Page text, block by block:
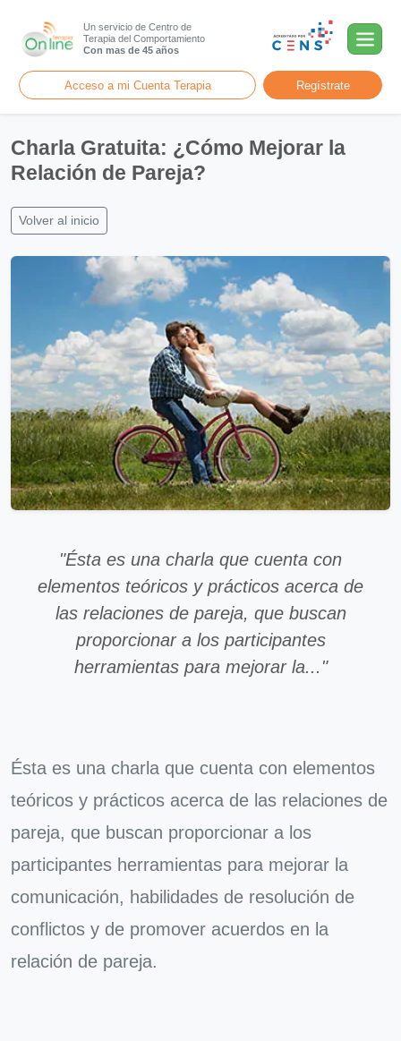
Un servicio de Centro de
Terapia del Comportamiento
Con mas de 45 años
Acceso a mi Cuenta Terapia Regístrate
Charla Gratuita: ¿Cómo Mejorar la
Relación de Pareja?
Volver al inicio
"Ésta es una charla que cuenta con
elementos teóricos y prácticos acerca de
las relaciones de pareja, que buscan
proporcionar a los participantes
herramientas para mejorar la..."
Ésta es una charla que cuenta con elementos
teóricos y prácticos acerca de las relaciones de
pareja, que buscan proporcionar a los
participantes herramientas para mejorar la
comunicación, habilidades de resolución de
conflictos y de promover acuerdos en la
relación de pareja.